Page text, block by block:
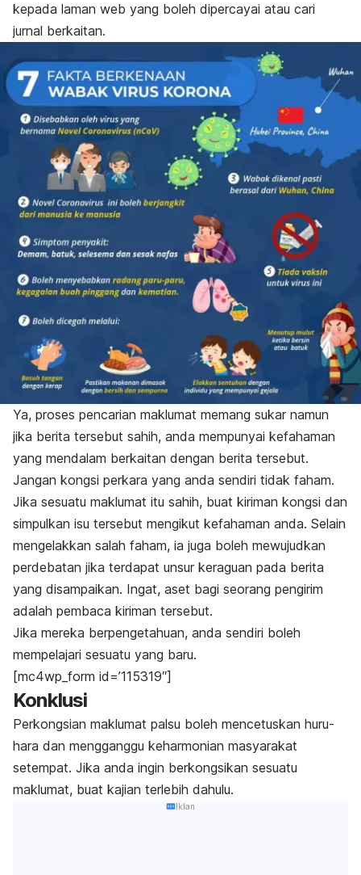
kepada laman web yang boleh dipercayai atau cari
jurnal berkaitan.
Ya, proses pencarian maklumat memang sukar namun
jika berita tersebut sahih, anda mempunyai kefahaman
yang mendalam berkaitan dengan berita tersebut.
Jangan kongsi perkara yang anda sendiri tidak faham.
Jika sesuatu maklumat itu sahih, buat kiriman kongsi dan
simpulkan isu tersebut mengikut kefahaman anda. Selain
mengelakkan salah faham, ia juga boleh mewujudkan
perdebatan jika terdapat unsur keraguan pada berita
yang disampaikan. Ingat, aset bagi seorang pengirim
adalah pembaca kiriman tersebut.
Jika mereka berpengetahuan, anda sendiri boleh
mempelajari sesuatu yang baru.
[mc4wp_form id=’115319″]
Konklusi
Perkongsian maklumat palsu boleh mencetuskan huru-
hara dan mengganggu keharmonian masyarakat
setempat. Jika anda ingin berkongsikan sesuatu
maklumat, buat kajian terlebih dahulu.
Iklan